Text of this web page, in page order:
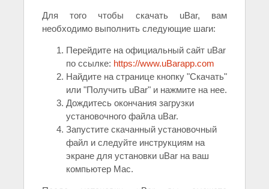
Для того чтобы скачать uBar, вам
необходимо выполнить следующие шаги:
Перейдите на официальный сайт uBar
по ссылке: https://www.uBarapp.com
Найдите на странице кнопку "Скачать"
или "Получить uBar" и нажмите на нее.
Дождитесь окончания загрузки
установочного файла uBar.
Запустите скачанный установочный
файл и следуйте инструкциям на
экране для установки uBar на ваш
компьютер Mac.